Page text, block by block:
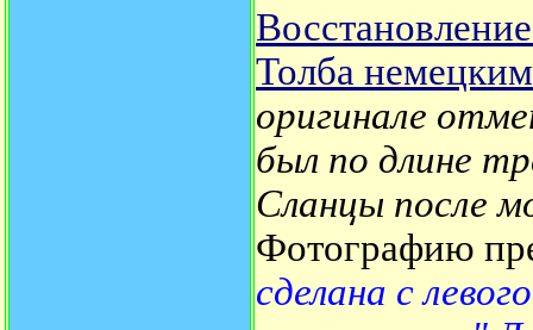
Толба
оригинале
был по длине
Сланцы после
Фотографию
сделана с